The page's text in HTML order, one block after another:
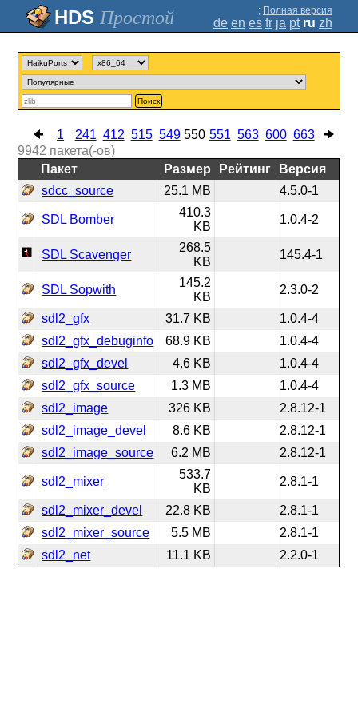
Простой ; Полная версия
de en es fr ja pt ru zh
Поиск
1 241 412 515 549 550 551 563 600 663
9942 пакета(-ов)
Пакет
Размер Рейтинг
Версия
sdcc_source
25.1 MB 4.5.0-1
SDL Bomber
410.3
KB
1.0.4-2
SDL Scavenger
268.5
KB
145.4-1
SDL Sopwith
145.2
KB
2.3.0-2
sdl2_gfx 31.7 KB
1.0.4-4
sdl2_gfx_debuginfo
68.9 KB
1.0.4-4
sdl2_gfx_devel
4.6 KB
1.0.4-4
sdl2_gfx_source
1.3 MB
1.0.4-4
sdl2_image
326 KB
2.8.12-1
sdl2_image_devel
8.6 KB
2.8.12-1
sdl2_image_source
6.2 MB 2.8.12-1
sdl2_mixer
533.7
KB
2.8.1-1
sdl2_mixer_devel 22.8 KB
2.8.1-1
sdl2_mixer_source
5.5 MB
2.8.1-1
sdl2_net
11.1 KB 2.2.0-1